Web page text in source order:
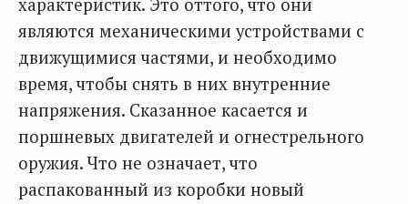
характеристик. Это оттого, что они
являются механическими устройствами с
движущимися частями, и необходимо
время, чтобы снять в них внутренние
напряжения. Сказанное касается и
поршневых двигателей и огнестрельного
оружия. Что не означает, что
распакованный из коробки новый